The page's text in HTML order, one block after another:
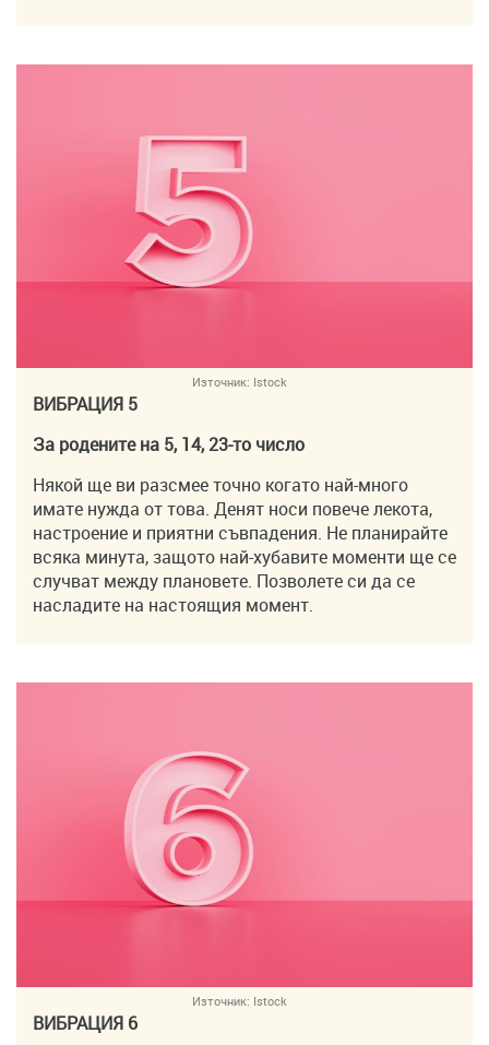
Източник: Istock
ВИБРАЦИЯ 5
За родените на 5, 14, 23-то число
Някой ще ви разсмее точно когато най-много
имате нужда от това. Денят носи повече лекота,
настроение и приятни съвпадения. Не планирайте
всяка минута, защото най-хубавите моменти ще се
случват между плановете. Позволете си да се
насладите на настоящия момент.
Източник: Istock
ВИБРАЦИЯ 6